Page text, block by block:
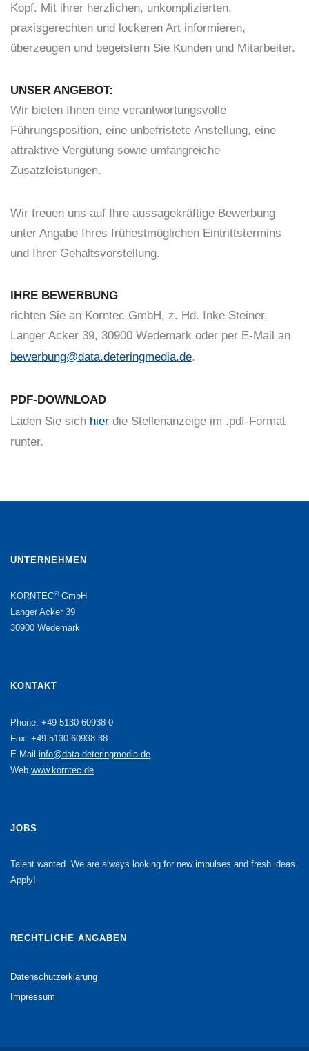
Kopf. Mit ihrer herzlichen, unkomplizierten,
praxisgerechten und lockeren Art informieren,
überzeugen und begeistern Sie Kunden und Mitarbeiter.
UNSER ANGEBOT:
Wir bieten Ihnen eine verantwortungsvolle
Führungsposition, eine unbefristete Anstellung, eine
attraktive Vergütung sowie umfangreiche
Zusatzleistungen.
Wir freuen uns auf Ihre aussagekräftige Bewerbung
unter Angabe Ihres frühestmöglichen Eintrittstermins
und Ihrer Gehaltsvorstellung.
IHRE BEWERBUNG
richten Sie an Korntec GmbH, z. Hd. Inke Steiner,
Langer Acker 39, 30900 Wedemark oder per E-Mail an
bewerbung@data.deteringmedia.de.
PDF-DOWNLOAD
Laden Sie sich hier die Stellenanzeige im .pdf-Format
runter.
UNTERNEHMEN
KORNTEC®GmbH
Langer Acker 39
30900 Wedemark
KONTAKT
Phone: +49 5130 60938-0
Fax: +49 5130 60938-38
E-Mail info@data.deteringmedia.de
Web www.korntec.de
JOBS
Talent wanted. We are always looking for new impulses and fresh ideas.
Apply!
RECHTLICHE ANGABEN
Datenschutzerklärung
Impressum